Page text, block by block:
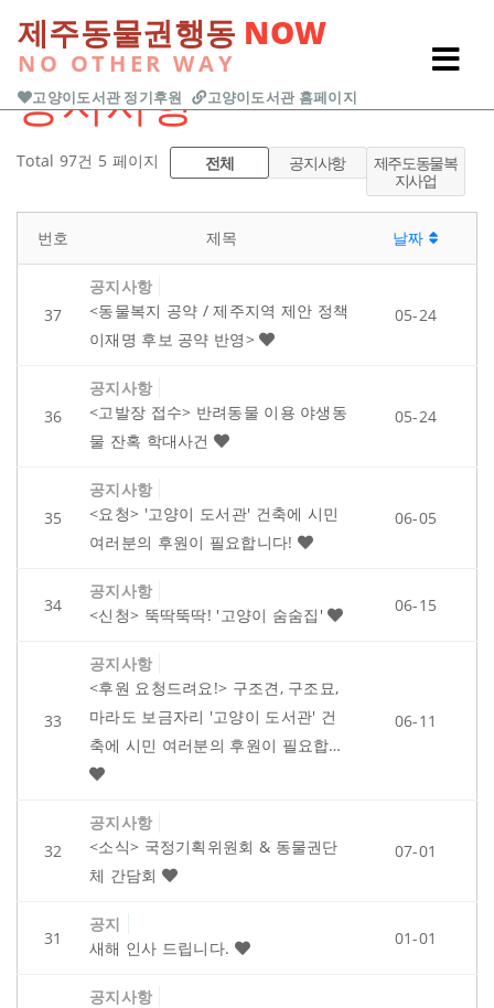
제주동물권행동 NOW
NO OTHER WAY
고양이도서관 정기후원 고양이도서관 홈페이지
Previous Next
공지사항
Total 97건 5 페이지 전체 공지사항
제주도동물복
지사업
번호 제목 날짜
37
공지사항
<동물복지 공약 / 제주지역 제안 정책
이재명 후보 공약 반영>
05-24
36
공지사항
<고발장 접수> 반려동물 이용 야생동
물 잔혹 학대사건
05-24
35
공지사항
<요청> '고양이 도서관' 건축에 시민
여러분의 후원이 필요합니다!
06-05
34
공지사항
<신청> 뚝딱뚝딱! '고양이 숨숨집'
06-15
33
공지사항
<후원 요청드려요!> 구조견, 구조묘,
마라도 보금자리 '고양이 도서관' 건
축에 시민 여러분의 후원이 필요합…
06-11
32
공지사항
<소식> 국정기획위원회 & 동물권단
체 간담회
07-01
31
공지
새해 인사 드립니다.
01-01
공지사항